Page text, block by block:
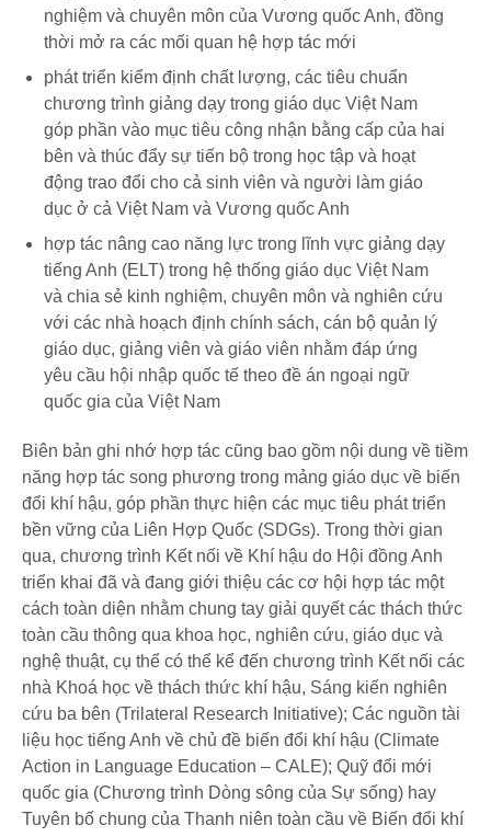
nghiệm và chuyên môn của Vương quốc Anh, đồng
thời mở ra các mối quan hệ hợp tác mới
phát triển kiểm định chất lượng, các tiêu chuẩn
chương trình giảng dạy trong giáo dục Việt Nam
góp phần vào mục tiêu công nhận bằng cấp của hai
bên và thúc đẩy sự tiến bộ trong học tập và hoạt
động trao đổi cho cả sinh viên và người làm giáo
dục ở cả Việt Nam và Vương quốc Anh
hợp tác nâng cao năng lực trong lĩnh vực giảng dạy
tiếng Anh (ELT) trong hệ thống giáo dục Việt Nam
và chia sẻ kinh nghiệm, chuyên môn và nghiên cứu
với các nhà hoạch định chính sách, cán bộ quản lý
giáo dục, giảng viên và giáo viên nhằm đáp ứng
yêu cầu hội nhập quốc tế theo đề án ngoại ngữ
quốc gia của Việt Nam
Biên bản ghi nhớ hợp tác cũng bao gồm nội dung về tiềm
năng hợp tác song phương trong mảng giáo dục về biến
đổi khí hậu, góp phần thực hiện các mục tiêu phát triển
bền vững của Liên Hợp Quốc (SDGs). Trong thời gian
qua, chương trình Kết nối về Khí hậu do Hội đồng Anh
triển khai đã và đang giới thiệu các cơ hội hợp tác một
cách toàn diện nhằm chung tay giải quyết các thách thức
toàn cầu thông qua khoa học, nghiên cứu, giáo dục và
nghệ thuật, cụ thể có thể kể đến chương trình Kết nối các
nhà Khoá học về thách thức khí hậu, Sáng kiến nghiên
cứu ba bên (Trilateral Research Initiative); Các nguồn tài
liệu học tiếng Anh về chủ đề biến đổi khí hậu (Climate
Action in Language Education – CALE); Quỹ đổi mới
quốc gia (Chương trình Dòng sông của Sự sống) hay
Tuyên bố chung của Thanh niên toàn cầu về Biến đổi khí